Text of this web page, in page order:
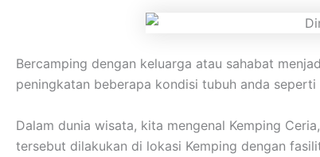
Bercamping dengan keluarga atau sahabat
peningkatan beberapa kondisi tubuh anda
Dalam dunia wisata, kita mengenal Kemping
tersebut dilakukan di lokasi Kemping dengan